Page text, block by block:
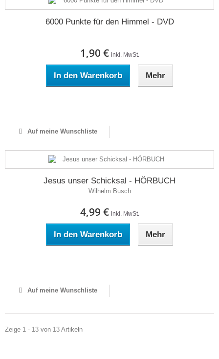
6000 Punkte für den Himmel - DVD
1,90 € inkl. MwSt.
In den Warenkorb Mehr
Auf meine Wunschliste
Jesus unser Schicksal - HÖRBUCH
Wilhelm Busch
4,99 € inkl. MwSt.
In den Warenkorb Mehr
Auf meine Wunschliste
Zeige 1 - 13 von 13 Artikeln